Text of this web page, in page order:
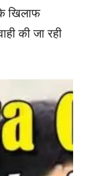
के खिलाफ
की जा रही